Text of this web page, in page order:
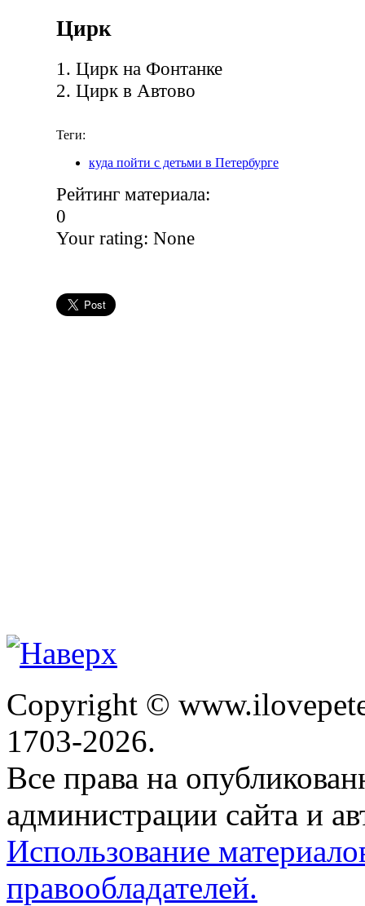
Цирк
1. Цирк на Фонтанке
2. Цирк в Автово
Теги:
куда пойти с детьми в Петербурге
Рейтинг материала:
0
Your rating: None
Copyright ©
1703-2026.
Все права на
администрации сайта и
Использование
правообладателей.